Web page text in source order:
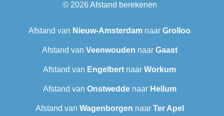
© 2026Afstand berekenen
Afstand van Nieuw-Amsterdam naar Grolloo
Afstand van Veenwouden naar Gaast
Afstand van Engelbert naar Workum
Afstand van Onstweddenaar Hellum
Afstand van Wagenborgen naar Ter Apel